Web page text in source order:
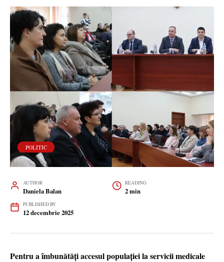
POLITIC
AUTHOR
Daniela Balan
READING
2 min
PUBLISHED BY
12 decembrie 2025
Pentru a îmbunătăți accesul populației la servicii medicale